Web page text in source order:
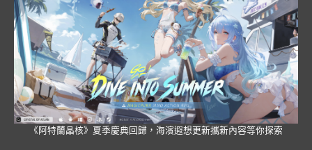
《阿特蘭晶核》夏季慶典回歸，海濱遐想更新攜新內容等你探索